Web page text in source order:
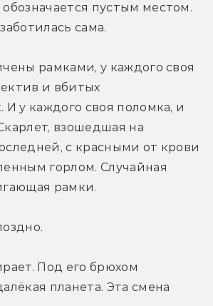
пустым местом.
сама.
рамками, у каждого своя
и вбитых
И у каждого своя поломка, и
взошедшая на
с красными от крови
горлом. Случайная
рамки.
Под его брюхом
планета. Эта смена